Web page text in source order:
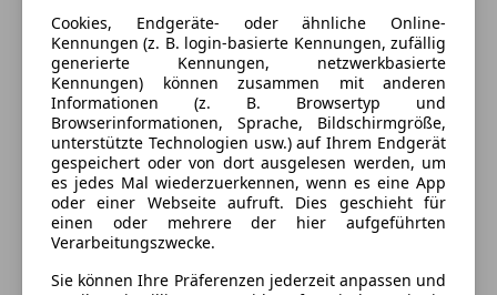
Unsere RAINER Mobilitätsberater:innen freut sich auf
Ihre Anfrage unter 01/60166-0 und stehen Ihnen
jederzeit gerne für Ihre Anliegen zur Verfügung. ISN
104487
Preisbewertung
Mehr anzeigen
Cookies, Endgeräte- oder ähnliche Online-
Kennungen (z. B. login-basierte Kennungen, zufällig
generierte Kennungen, netzwerkbasierte
Kennungen) können zusammen mit anderen
Informationen (z. B. Browsertyp und
Browserinformationen, Sprache, Bildschirmgröße,
unterstützte Technologien usw.) auf Ihrem Endgerät
gespeichert oder von dort ausgelesen werden, um
es jedes Mal wiederzuerkennen, wenn es eine App
oder einer Webseite aufruft. Dies geschieht für
einen oder mehrere der hier aufgeführten
Verarbeitungszwecke.
Sie können Ihre Präferenzen jederzeit anpassen und